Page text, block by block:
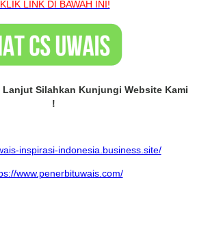
KLIK LINK DI BAWAH INI!
Silahkan Kunjungi Website Kami
!
inspirasi-indonesia.business.site/
www.penerbituwais.com/